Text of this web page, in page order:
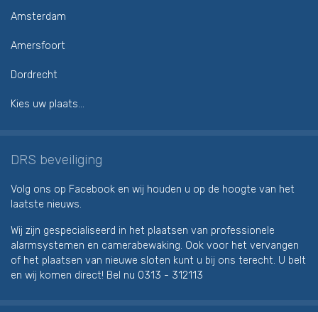
Amsterdam
Amersfoort
Dordrecht
Kies uw plaats...
DRS beveiliging
Volg ons op Facebook en wij houden u op de hoogte van het
laatste nieuws.
Wij zijn gespecialiseerd in het plaatsen van professionele
alarmsystemen en camerabewaking. Ook voor het vervangen
of het plaatsen van nieuwe sloten kunt u bij ons terecht. U belt
en wij komen direct! Bel nu 0313 - 312113